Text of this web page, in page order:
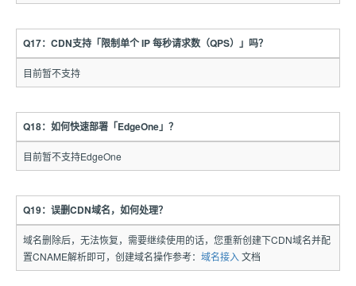
Q17：CDN支持「限制单个 IP 每秒请求数（QPS）」吗？
目前暂不支持
Q18：如何快速部署「EdgeOne」？
目前暂不支持EdgeOne
Q19：误删CDN域名，如何处理？
域名删除后，无法恢复，需要继续使用的话，您重新创建下CDN域名并配
置CNAME解析即可，创建域名操作参考： 域名接入 文档